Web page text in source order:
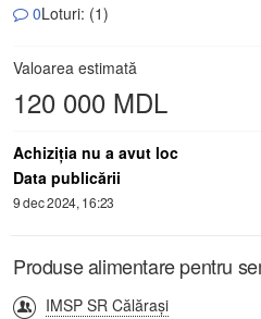
0Loturi: (1)
Valoarea estimată
120 000 MDL
Achiziţia nu a avut loc
Data publicării
9 dec 2024, 16:23
Produse alimentare pentru
IMSP SR Călăraşi